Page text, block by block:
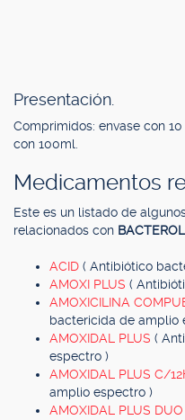
Presentación.
Comprimidos: envase con
con 100ml.
Medicamentos
Este es un listado de
relacionados con BACTEROL
ACID ( Antibiótico
AMOXI PLUS (
AMOXICILINA
bactericida de amplio
AMOXIDAL PLUS (
espectro )
AMOXIDAL PLUS C/
amplio espectro )
AMOXIDAL PLUS DUO